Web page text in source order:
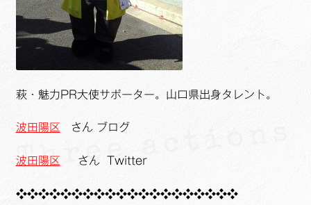
萩・魅力PR大使サポーター。山口県出身タレント。
波田陽区 さん ブログ
波田陽区 さん Twitter
❖❖❖❖❖❖❖❖❖❖❖❖❖❖❖❖❖❖❖❖